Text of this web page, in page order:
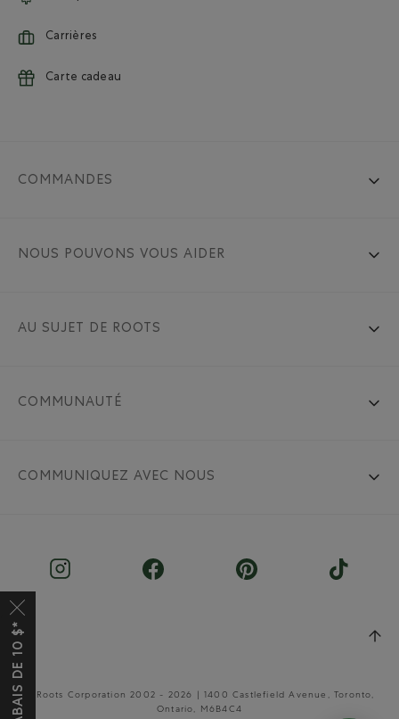
Carrières
Carte cadeau
COMMANDES
NOUS POUVONS VOUS AIDER
AU SUJET DE ROOTS
COMMUNAUTÉ
COMMUNIQUEZ AVEC NOUS
© Roots Corporation 2002 - 2026 | 1400 Castlefield Avenue, Toronto,
Ontario, M6B4C4